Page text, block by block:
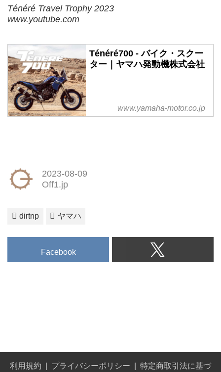
Ténéré Travel Trophy 2023
www.youtube.com
Ténéré700 - バイク・スクー
ター｜ヤマハ発動機株式会社
www.yamaha-motor.co.jp
2023-08-09
Off1.jp
dirtnp ヤマハ
Facebook
利用規約 プライバシーポリシー 特定商取引法に基づ